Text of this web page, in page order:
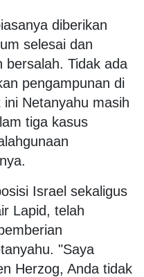
diberikan
selesai dan
bersalah. Tidak ada
pengampunan di
Netanyahu masih
tiga kasus
Israel sekaligus
Lapid, telah
"Saya
Herzog, Anda tidak